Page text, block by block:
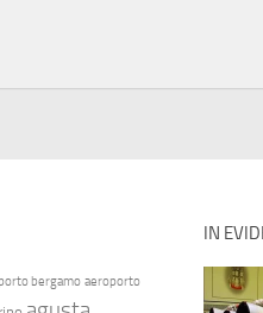
bergamo aeroporto
IN